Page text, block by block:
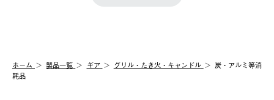
【配送業者】
佐川急便にて配送されます。
一度お手元の商品を返品いただき、ご希望商品を再注文してくだ
ホーム 製品一覧 ギア グリル・たき火・キャンドル
炭・アルミ等消
耗品